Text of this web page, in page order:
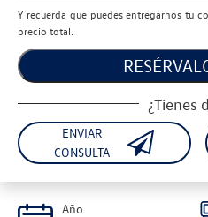
Y recuerda que puedes entregarnos tu
precio total.
¿Tienes
ENVIAR
CONSULTA
Año